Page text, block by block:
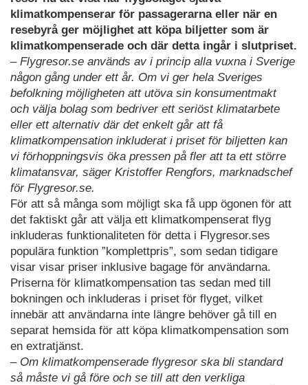
klimatkompenserar för passagerarna eller när en
resebyrå ger möjlighet att köpa biljetter som är
klimatkompenserade och där detta ingår i slutpriset.
– Flygresor.se används av i princip alla vuxna i Sverige
någon gång under ett år. Om vi ger hela Sveriges
befolkning möjligheten att utöva sin konsumentmakt
och välja bolag som bedriver ett seriöst klimatarbete
eller ett alternativ där det enkelt går att få
klimatkompensation inkluderat i priset för biljetten kan
vi förhoppningsvis öka pressen på fler att ta ett större
klimatansvar, säger Kristoffer Rengfors, marknadschef
för Flygresor.se.
För att så många som möjligt ska få upp ögonen för att
det faktiskt går att välja ett klimatkompenserat flyg
inkluderas funktionaliteten för detta i Flygresor.ses
populära funktion ”komplettpris”, som sedan tidigare
visar visar priser inklusive bagage för användarna.
Priserna för klimatkompensation tas sedan med till
bokningen och inkluderas i priset för flyget, vilket
innebär att användarna inte längre behöver gå till en
separat hemsida för att köpa klimatkompensation som
en extratjänst.
– Om klimatkompenserade flygresor ska bli standard
så måste vi gå före och se till att den verkliga